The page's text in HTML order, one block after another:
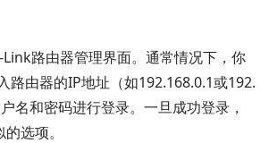
路由器管理界面。通常情况下，你
路由器的IP地址（如192.168.0.1或192.
名和密码进行登录。一旦成功登录，
选项。